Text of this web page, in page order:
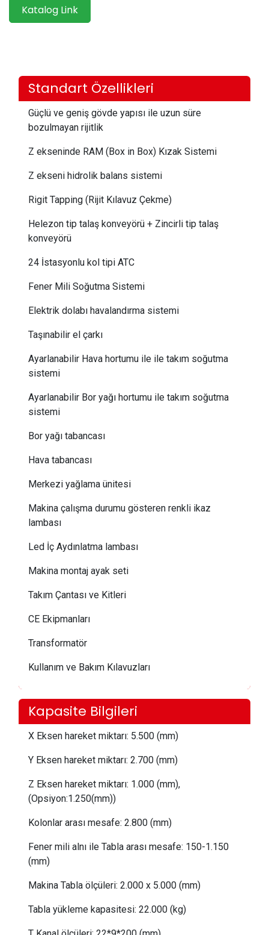
Katalog Link
Standart Özellikleri
Güçlü ve geniş gövde yapısı ile uzun süre
bozulmayan rijitlik
Z ekseninde RAM (Box in Box) Kızak Sistemi
Z ekseni hidrolik balans sistemi
Rigit Tapping (Rijit Kılavuz Çekme)
Helezon tip talaş konveyörü + Zincirli tip talaş
konveyörü
24 İstasyonlu kol tipi ATC
Fener Mili Soğutma Sistemi
Elektrik dolabı havalandırma sistemi
Taşınabilir el çarkı
Ayarlanabilir Hava hortumu ile ile takım soğutma
sistemi
Ayarlanabilir Bor yağı hortumu ile takım soğutma
sistemi
Bor yağı tabancası
Hava tabancası
Merkezi yağlama ünitesi
Makina çalışma durumu gösteren renkli ikaz
lambası
Led İç Aydınlatma lambası
Makina montaj ayak seti
Takım Çantası ve Kitleri
CE Ekipmanları
Transformatör
Kullanım ve Bakım Kılavuzları
Kapasite Bilgileri
X Eksen hareket miktarı: 5.500 (mm)
Y Eksen hareket miktarı: 2.700 (mm)
Z Eksen hareket miktarı: 1.000 (mm),
(Opsiyon:1.250(mm))
Kolonlar arası mesafe: 2.800 (mm)
Fener mili alnı ile Tabla arası mesafe: 150-1.150
(mm)
Makina Tabla ölçüleri: 2.000 x 5.000 (mm)
Tabla yükleme kapasitesi: 22.000 (kg)